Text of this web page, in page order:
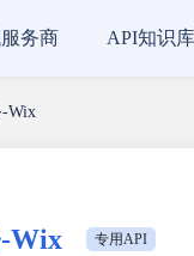
务商 API知识库
Wix
Wix 专用API